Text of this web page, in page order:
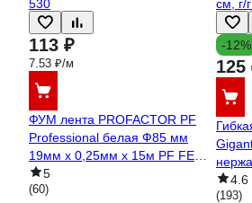
113 ₽
7.53 ₽/м
ФУМ лента PROFACTOR PF
Professional белая Ф85 мм
19мм х 0,25мм х 15м PF FE
530
5
(60)
-12%
125
см, г/
4.6
(193)